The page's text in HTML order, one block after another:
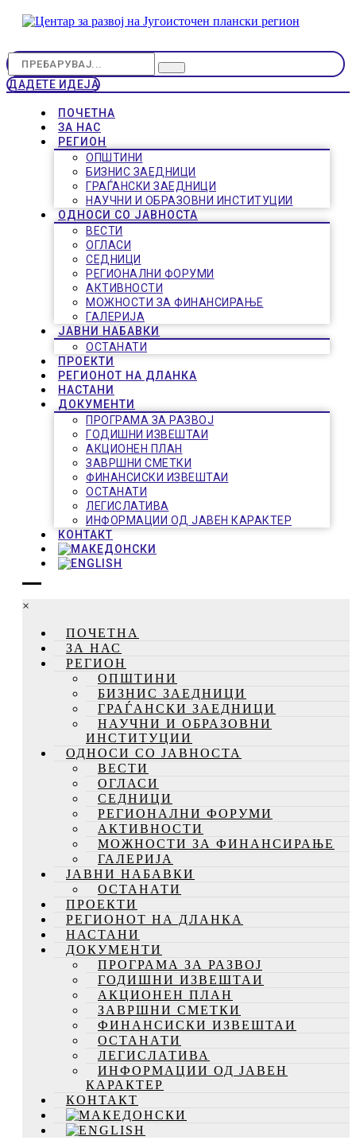
ДАДЕТЕ ИДЕЈА
ПОЧЕТНА
ЗА НАС
РЕГИОН
ОПШТИНИ
БИЗНИС ЗАЕДНИЦИ
ГРАЃАНСКИ ЗАЕДНИЦИ
НАУЧНИ И ОБРАЗОВНИ ИНСТИТУЦИИ
ОДНОСИ СО ЈАВНОСТА
ВЕСТИ
ОГЛАСИ
СЕДНИЦИ
РЕГИОНАЛНИ ФОРУМИ
АКТИВНОСТИ
МОЖНОСТИ ЗА ФИНАНСИРАЊЕ
ГАЛЕРИЈА
ЈАВНИ НАБАВКИ
ОСТАНАТИ
ПРОЕКТИ
РЕГИОНОТ НА ДЛАНКА
НАСТАНИ
ДОКУМЕНТИ
ПРОГРАМА ЗА РАЗВОЈ
ГОДИШНИ ИЗВЕШТАИ
АКЦИОНЕН ПЛАН
ЗАВРШНИ СМЕТКИ
ФИНАНСИСКИ ИЗВЕШТАИ
ОСТАНАТИ
ЛЕГИСЛАТИВА
ИНФОРМАЦИИ ОД ЈАВЕН КАРАКТЕР
КОНТАКТ
×
ПОЧЕТНА
ЗА НАС
РЕГИОН
ОПШТИНИ
БИЗНИС ЗАЕДНИЦИ
ГРАЃАНСКИ ЗАЕДНИЦИ
НАУЧНИ И ОБРАЗОВНИ
ИНСТИТУЦИИ
ОДНОСИ СО ЈАВНОСТА
ВЕСТИ
ОГЛАСИ
СЕДНИЦИ
РЕГИОНАЛНИ ФОРУМИ
АКТИВНОСТИ
МОЖНОСТИ ЗА ФИНАНСИРАЊЕ
ГАЛЕРИЈА
ЈАВНИ НАБАВКИ
ОСТАНАТИ
ПРОЕКТИ
РЕГИОНОТ НА ДЛАНКА
НАСТАНИ
ДОКУМЕНТИ
ПРОГРАМА ЗА РАЗВОЈ
ГОДИШНИ ИЗВЕШТАИ
АКЦИОНЕН ПЛАН
ЗАВРШНИ СМЕТКИ
ФИНАНСИСКИ ИЗВЕШТАИ
ОСТАНАТИ
ЛЕГИСЛАТИВА
ИНФОРМАЦИИ ОД ЈАВЕН
КАРАКТЕР
КОНТАКТ